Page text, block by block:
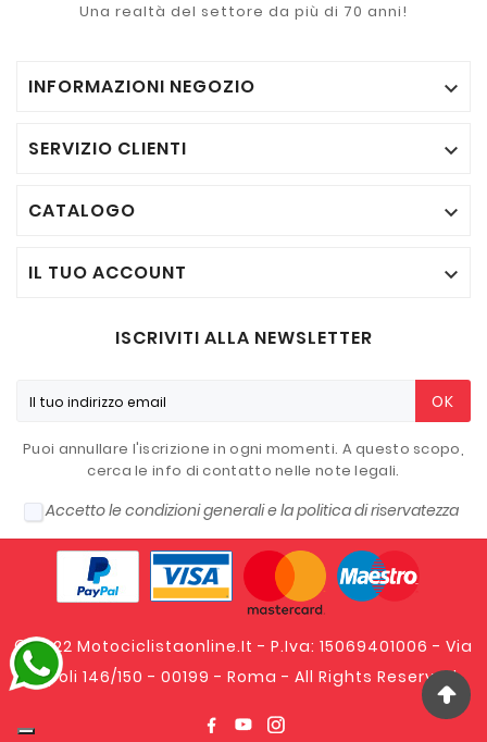
Una realtà del settore da più di 70 anni!
INFORMAZIONI NEGOZIO 
SERVIZIO CLIENTI 
CATALOGO 
IL TUO ACCOUNT 
ISCRIVITI ALLA NEWSLETTER
OK
Puoi annullare l'iscrizione in ogni momenti. A questo scopo,
cerca le info di contatto nelle note legali.
Accetto le condizioni generali e la politica di riservatezza
© 2022 Motociclistaonline.it - P.Iva: 15069401006 - Via
Tripoli 146/150 - 00199 - Roma - All Rights Reserved.